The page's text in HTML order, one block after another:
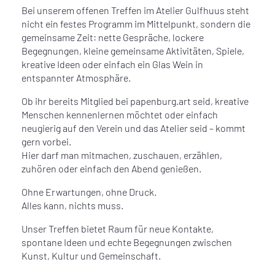
Bei unserem offenen Treffen im Atelier Gulfhuus steht
nicht ein festes Programm im Mittelpunkt, sondern die
gemeinsame Zeit: nette Gespräche, lockere
Begegnungen, kleine gemeinsame Aktivitäten, Spiele,
kreative Ideen oder einfach ein Glas Wein in
entspannter Atmosphäre.
Ob ihr bereits Mitglied bei papenburg.art seid, kreative
Menschen kennenlernen möchtet oder einfach
neugierig auf den Verein und das Atelier seid – kommt
gern vorbei.
Hier darf man mitmachen, zuschauen, erzählen,
zuhören oder einfach den Abend genießen.
Ohne Erwartungen, ohne Druck.
Alles kann, nichts muss.
Unser Treffen bietet Raum für neue Kontakte,
spontane Ideen und echte Begegnungen zwischen
Kunst, Kultur und Gemeinschaft.